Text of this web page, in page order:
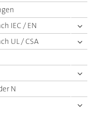
IEC / EN
UL / CSA
N